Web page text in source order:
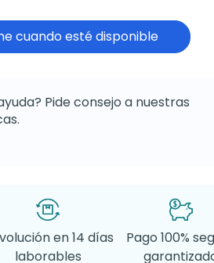
cuando esté disponible
Pide consejo a nuestras
en 14 días
laborables
Pago 100%